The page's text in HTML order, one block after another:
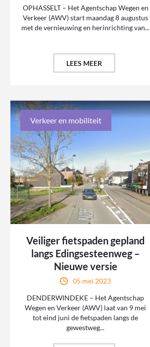
OPHASSELT – Het Agentschap Wegen en
Verkeer (AWV) start maandag 8 augustus
met de vernieuwing en herinrichting van...
LEES MEER
Verkeer en mobiliteit
Veiliger fietspaden gepland
langs Edingsesteenweg –
Nieuwe versie
05 mei 2023
DENDERWINDEKE – Het Agentschap
Wegen en Verkeer (AWV) laat van 9 mei
tot eind juni de fietspaden langs de
gewestweg...